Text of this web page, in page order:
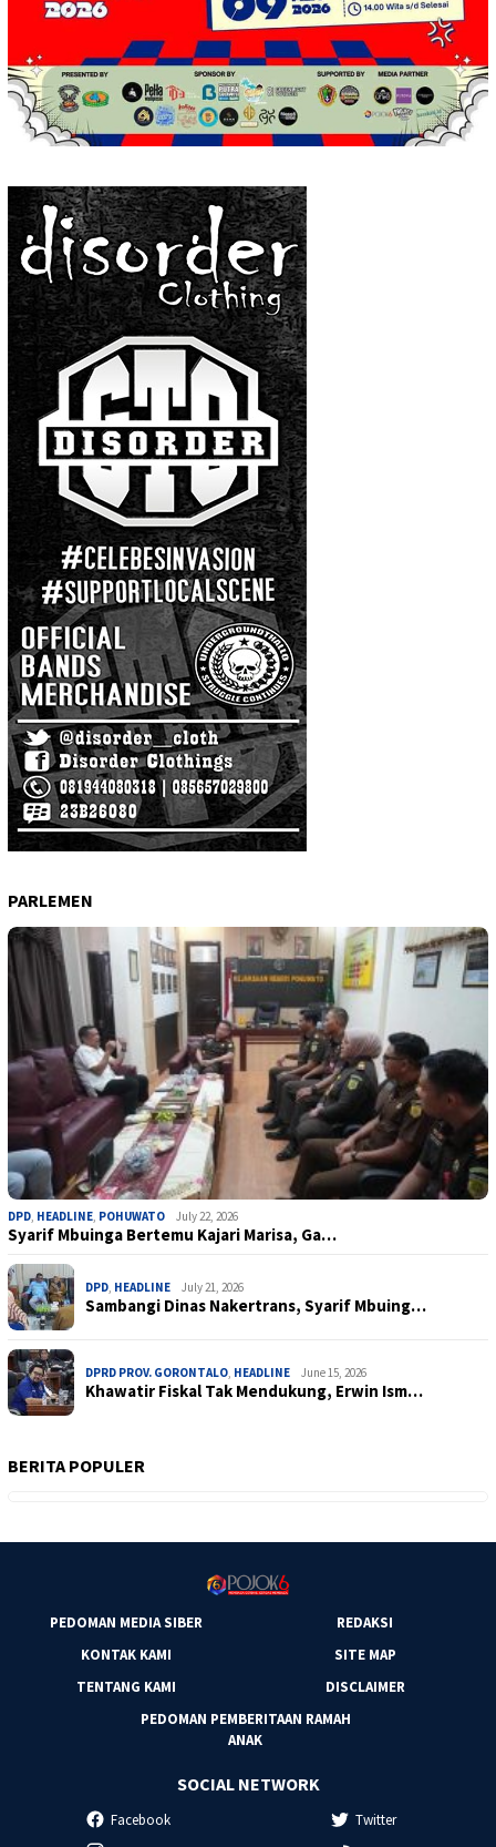
PARLEMEN
DPD, HEADLINE, POHUWATO July 22, 2026
Syarif Mbuinga Bertemu Kajari Marisa, Ga…
DPD, HEADLINE July 21, 2026
Sambangi Dinas Nakertrans, Syarif Mbuing…
DPRD PROV. GORONTALO, HEADLINE June 15, 2026
Khawatir Fiskal Tak Mendukung, Erwin Ism…
BERITA POPULER
PEDOMAN MEDIA SIBER
REDAKSI
KONTAK KAMI
SITE MAP
TENTANG KAMI
DISCLAIMER
PEDOMAN PEMBERITAAN RAMAH
ANAK
SOCIAL NETWORK
Facebook
Twitter